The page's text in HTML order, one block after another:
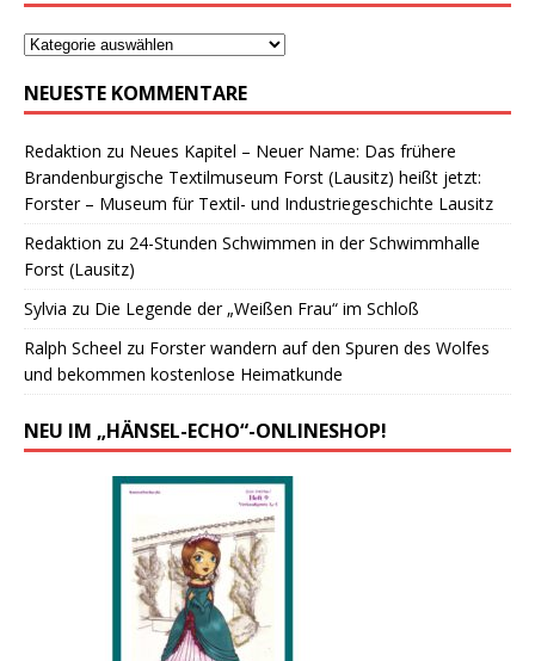
NEUESTE KOMMENTARE
Redaktion zu Neues Kapitel – Neuer Name: Das frühere
Brandenburgische Textilmuseum Forst (Lausitz) heißt jetzt:
Forster – Museum für Textil- und Industriegeschichte Lausitz
Redaktion zu 24-Stunden Schwimmen in der Schwimmhalle
Forst (Lausitz)
Sylvia zu Die Legende der „Weißen Frau“ im Schloß
Ralph Scheel zu Forster wandern auf den Spuren des Wolfes
und bekommen kostenlose Heimatkunde
NEU IM „HÄNSEL-ECHO“-ONLINESHOP!